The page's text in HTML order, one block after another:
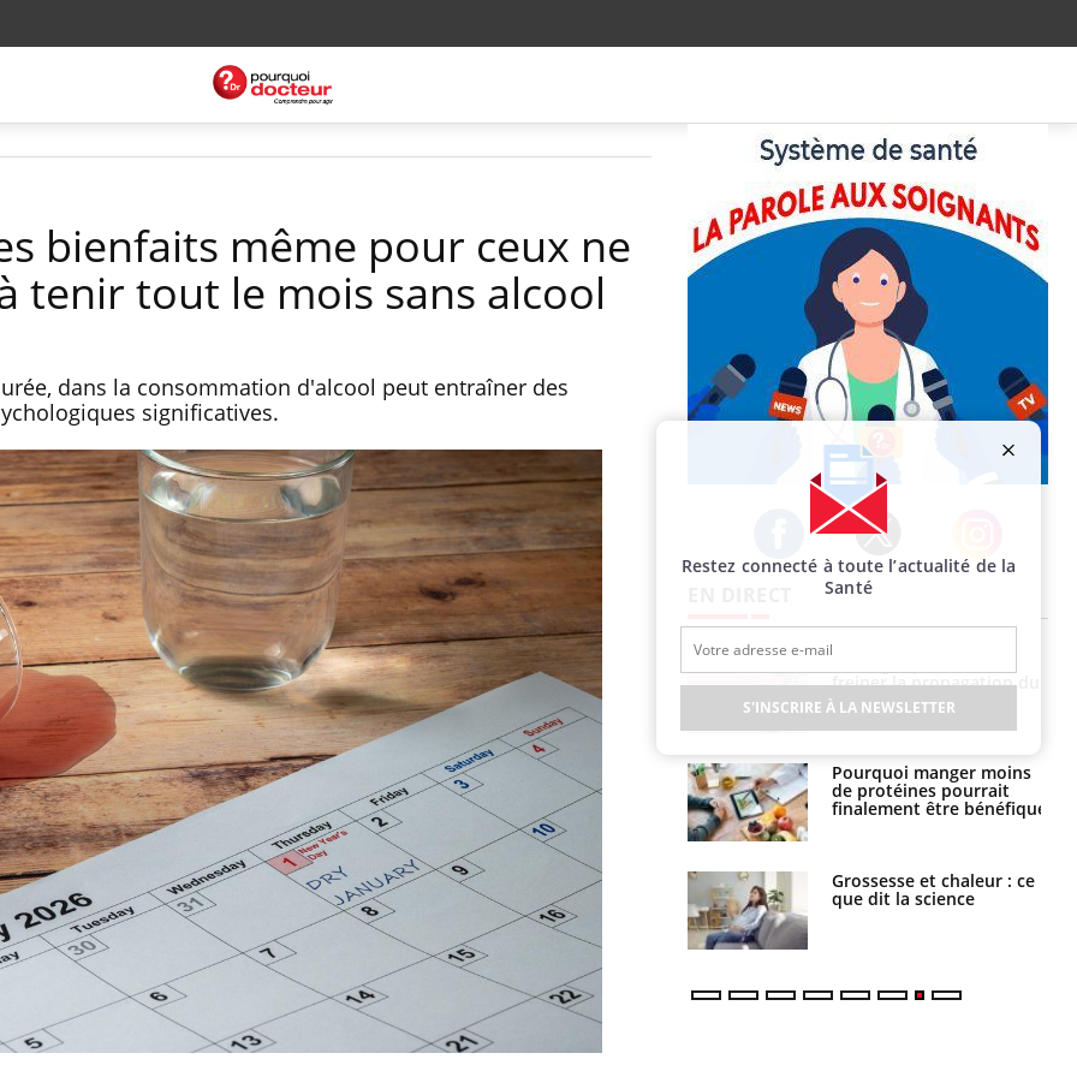
bienfaits même pour ceux ne
tenir tout le mois sans alcool
dans la consommation d'alcool peut entraîner des
significatives.
Facebook Twitter Instagram
Les médicaments GLP-1
protègent-ils aussi les os
?
Cytomégalovirus : ce qui
change dans la prise en
charge des femmes
enceintes
La sieste empêche-t-elle
de dormir la nuit ?
tous les jours se profile-t-
elle enfin ?
Pourquoi votre ventre
gâche-t-il les premiers
jours de vos vacances ?
Fortes chaleurs :
pourquoi le risque de
noyade grimpe-t-il ?
freiner la propagation du
cancer ?
Pourquoi manger moins
de protéines pourrait
finalement être bénéfique
Grossesse et chaleur : ce
que dit la science
Restez connecté à toute l’actualité de la
Santé
S'INSCRIRE À LA NEWSLETTER